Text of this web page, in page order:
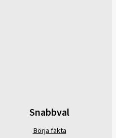
Snabbval
Börja fäkta